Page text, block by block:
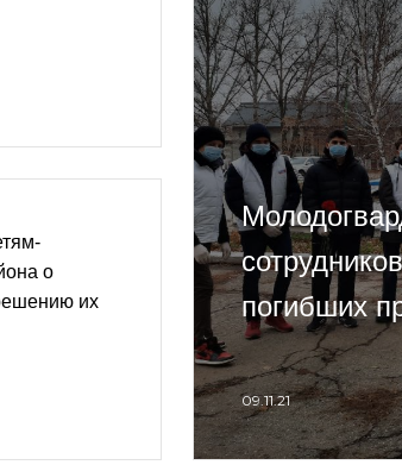
о
их
погибших
09.11.21